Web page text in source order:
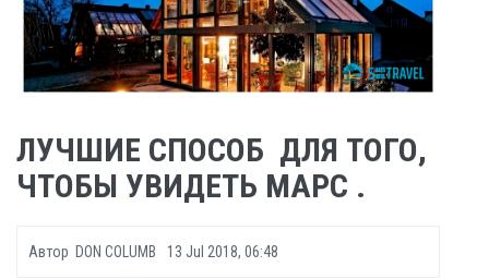
ЛУЧШИЕ СПОСОБ ДЛЯ ТОГО,
ЧТОБЫ УВИДЕТЬ МАРС .
Автор DON COLUMB 13 Jul 2018, 06:48